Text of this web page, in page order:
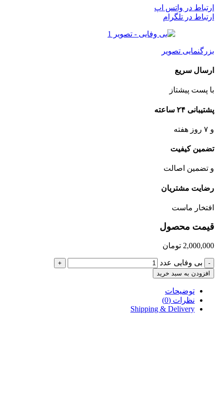
ارتباط در واتس اپ
ارتباط در تلگرام
بزرگنمایی تصویر
ارسال سریع
با پست پیشتاز
پشتیبانی ۲۴ ساعته
و ۷ روز هفته
تضمین کیفیت
و تضمین اصالت
رضایت مشتریان
افتخار ماست
قیمت محصول
2,000,000 تومان
- بی وفایی عدد
+
افزودن به سبد خرید
توضیحات
نظرات (0)
Shipping & Delivery